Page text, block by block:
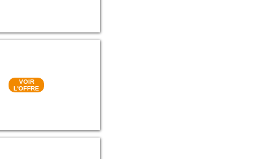
VOIR
L'OFFRE